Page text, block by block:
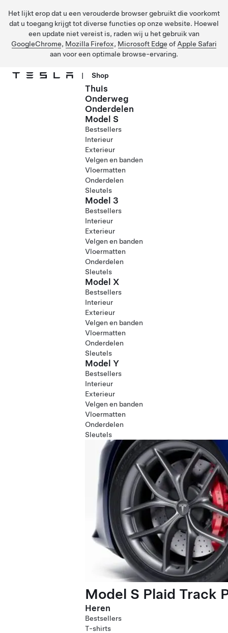
Het lijkt erop dat u een verouderde browser gebruikt die voorkomt
dat u toegang krijgt tot diverse functies op onze website. Hoewel
een update niet vereist is, raden wij u het gebruik van
GoogleChrome, Mozilla Firefox, Microsoft Edge of Apple Safari
aan voor een optimale browse-ervaring.
| Shop
Thuis
Onderweg
Onderdelen
Model S
Bestsellers
Interieur
Exterieur
Velgen en banden
Vloermatten
Onderdelen
Sleutels
Model 3
Bestsellers
Interieur
Exterieur
Velgen en banden
Vloermatten
Onderdelen
Sleutels
Model X
Bestsellers
Interieur
Exterieur
Velgen en banden
Vloermatten
Onderdelen
Sleutels
Model Y
Bestsellers
Interieur
Exterieur
Velgen en banden
Vloermatten
Onderdelen
Sleutels
Model S Plaid Track
Heren
Bestsellers
T-shirts